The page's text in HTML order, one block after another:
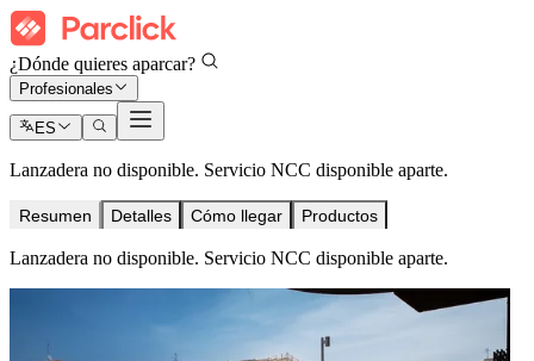
¿Dónde quieres aparcar?
Profesionales
ES
Lanzadera no disponible. Servicio NCC disponible aparte.
Resumen Detalles Cómo llegar Productos
Lanzadera no disponible. Servicio NCC disponible aparte.